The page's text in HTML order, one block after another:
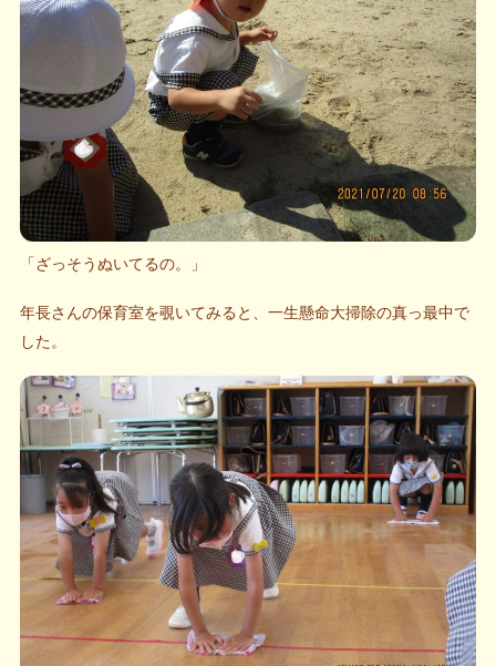
「ざっそうぬいてるの。」
年長さんの保育室を覗いてみると、一生懸命大掃除の真っ最中で
した。